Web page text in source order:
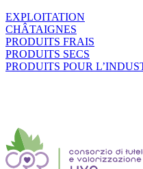
EXPLOITATION
CHÂTAIGNES
PRODUITS FRAIS
PRODUITS SECS
PRODUITS POUR